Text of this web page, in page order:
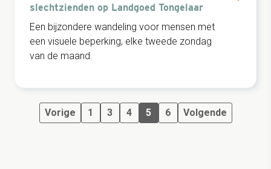
slechtzienden op Landgoed Tongelaar
Een bijzondere wandeling voor mensen met
een visuele beperking, elke tweede zondag
van de maand.
Vorige 1 3 4 5 6 Volgende